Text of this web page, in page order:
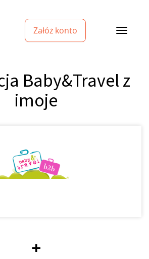
Załóż konto
Baby&Travel z
imoje
+